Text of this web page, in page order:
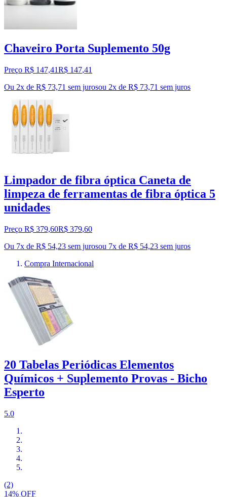
Chaveiro Porta Suplemento 50g
Preço R$ 147,41R$ 147,41
Ou 2x de R$ 73,71 sem jurosou 2x de R$ 73,71 sem juros
Limpador de fibra óptica Caneta de
limpeza de ferramentas de fibra óptica 5
unidades
Preço R$ 379,60R$ 379,60
Ou 7x de R$ 54,23 sem jurosou 7x de R$ 54,23 sem juros
Compra Internacional
20 Tabelas Periódicas Elementos
Químicos + Suplemento Provas - Bicho
Esperto
5.0
(2)
14% OFF